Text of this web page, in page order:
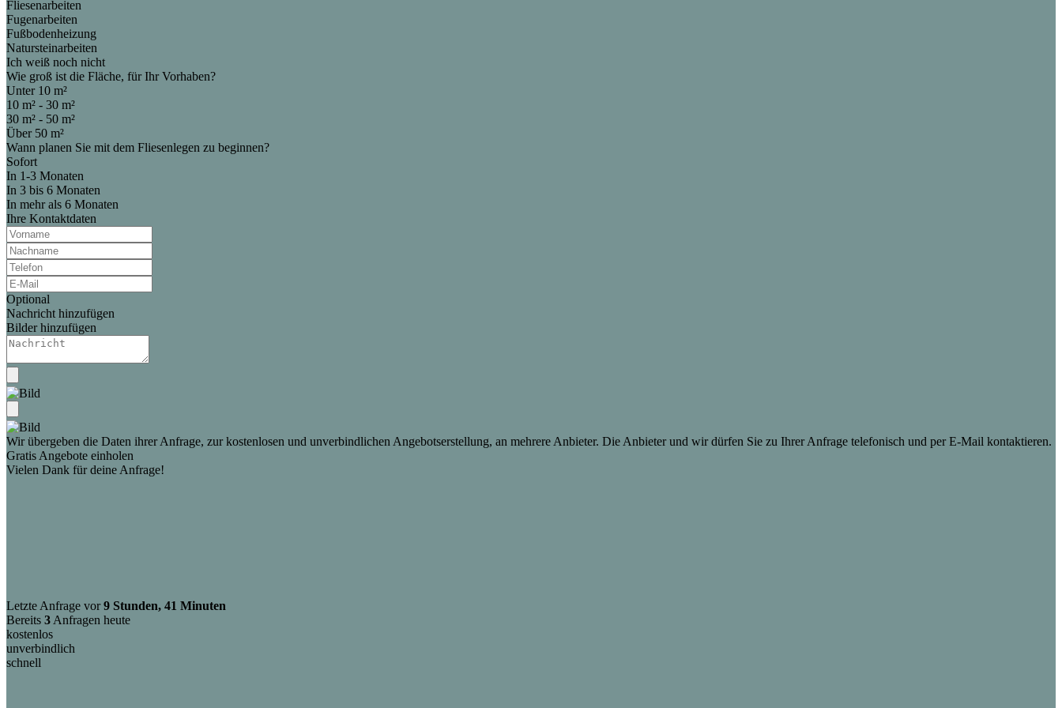
Fliesenarbeiten
Fugenarbeiten
Fußbodenheizung
Natursteinarbeiten
Ich weiß noch nicht
Wie groß ist die Fläche, für Ihr Vorhaben?
Unter 10 m²
10 m² - 30 m²
30 m² - 50 m²
Über 50 m²
Wann planen Sie mit dem Fliesenlegen zu beginnen?
Sofort
In 1-3 Monaten
In 3 bis 6 Monaten
In mehr als 6 Monaten
Ihre Kontaktdaten
Optional
Nachricht hinzufügen
Bilder hinzufügen
Wir übergeben die Daten ihrer Anfrage, zur kostenlosen und unverbindlichen Angebotserstellung, an mehrere Anbieter. Die Anbieter und wir dürfen Sie zu Ihrer Anfrage telefonisch und per E-Mail kontaktieren.
Gratis Angebote einholen
Vielen Dank für deine Anfrage!
Letzte Anfrage vor9 Stunden, 41 Minuten
Bereits 3 Anfragen heute
kostenlos
unverbindlich
schnell